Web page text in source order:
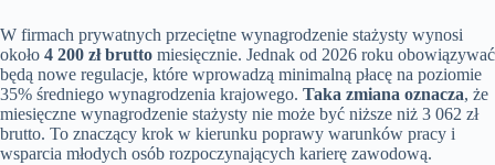
W firmach prywatnych przeciętne wynagrodzenie stażysty wynosi
około 4 200 zł brutto miesięcznie. Jednak od 2026 roku obowiązywać
będą nowe regulacje, które wprowadzą minimalną płacę na poziomie
35% średniego wynagrodzenia krajowego. Taka zmiana oznacza, że
miesięczne wynagrodzenie stażysty nie może być niższe niż 3 062 zł
brutto. To znaczący krok w kierunku poprawy warunków pracy i
wsparcia młodych osób rozpoczynających karierę zawodową.